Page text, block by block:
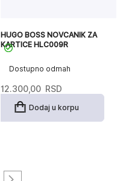
Dostupno odmah
HUGO BOSS NOVCANIK ZA
KARTICE HLC009R
12.300,00 RSD
Dodaj u korpu